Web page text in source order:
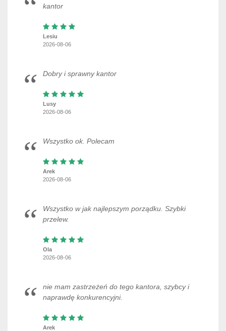
kantor
Lesiu
2026-08-06
Dobry i sprawny kantor
Lusy
2026-08-06
Wszystko ok. Polecam
Arek
2026-08-06
Wszystko w jak najlepszym porządku. Szybki
przelew.
Ola
2026-08-06
nie mam zastrzeżeń do tego kantora, szybcy i
naprawdę konkurencyjni.
Arek